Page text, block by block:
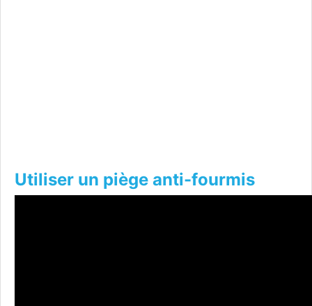
Utiliser un piège anti-fourmis